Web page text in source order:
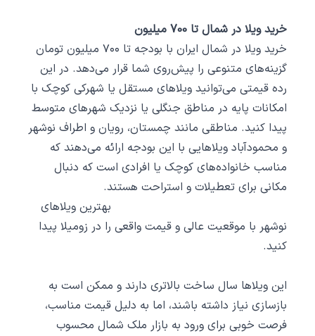
خرید ویلا در شمال تا 700 میلیون
خرید ویلا در شمال ایران با بودجه تا ۷۰۰ میلیون تومان
گزینه‌های متنوعی را پیش‌روی شما قرار می‌دهد. در این
رده قیمتی می‌توانید ویلاهای مستقل یا شهرکی کوچک با
امکانات پایه در مناطق جنگلی یا نزدیک شهرهای متوسط
پیدا کنید. مناطقی مانند چمستان، رویان و اطراف نوشهر
و محمودآباد ویلاهایی با این بودجه ارائه می‌دهند که
مناسب خانواده‌های کوچک یا افرادی است که دنبال
مکانی برای تعطیلات و استراحت هستند.
بهترین ویلاهای
نوشهر با موقعیت عالی و قیمت واقعی را در زومیلا پیدا
کنید.
این ویلاها سال ساخت بالاتری دارند و ممکن است به
بازسازی نیاز داشته باشند، اما به دلیل قیمت مناسب،
فرصت خوبی برای ورود به بازار ملک شمال محسوب